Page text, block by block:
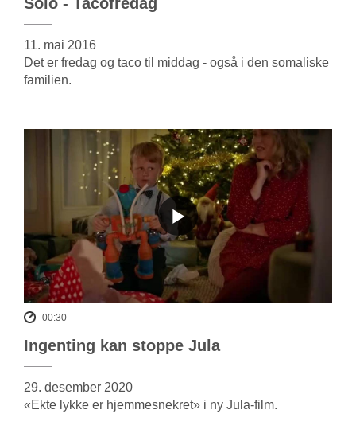
11. mai 2016
Det er fredag og taco til middag - også i den somaliske
familien.
00:30
Ingenting kan stoppe Jula
29. desember 2020
«Ekte lykke er hjemmesnekret» i ny Jula-film.